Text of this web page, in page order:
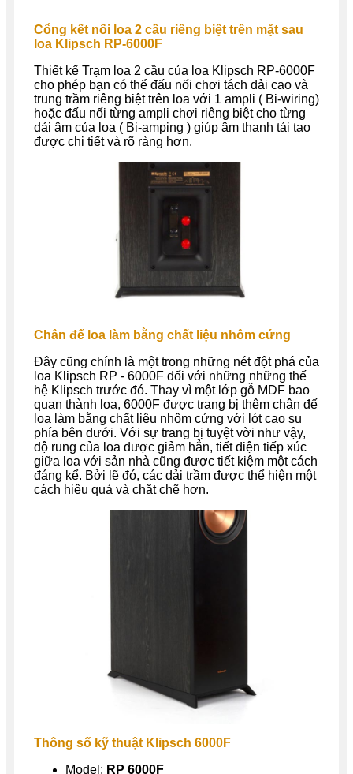
Cổng kết nối loa 2 cầu riêng biệt trên mặt sau
loa Klipsch RP-6000F
Thiết kế Trạm loa 2 cầu của loa Klipsch RP-6000F
cho phép bạn có thể đấu nối chơi tách dải cao và
trung trầm riêng biệt trên loa với 1 ampli ( Bi-wiring)
hoặc đấu nối từng ampli chơi riêng biệt cho từng
dải âm của loa ( Bi-amping ) giúp âm thanh tái tạo
được chi tiết và rõ ràng hơn.
Chân đế loa làm bằng chất liệu nhôm cứng
Đây cũng chính là một trong những nét đột phá của
loa Klipsch RP - 6000F đối với những những thế
hệ Klipsch trước đó. Thay vì một lớp gỗ MDF bao
quan thành loa, 6000F được trang bị thêm chân đế
loa làm bằng chất liệu nhôm cứng với lót cao su
phía bên dưới. Với sự trang bị tuyệt vời như vậy,
độ rung của loa được giảm hẳn, tiết diện tiếp xúc
giữa loa với sản nhà cũng được tiết kiệm một cách
đáng kể. Bởi lẽ đó, các dải trầm được thể hiện một
cách hiệu quả và chặt chẽ hơn.
Thông số kỹ thuật Klipsch 6000F
Model: RP 6000F